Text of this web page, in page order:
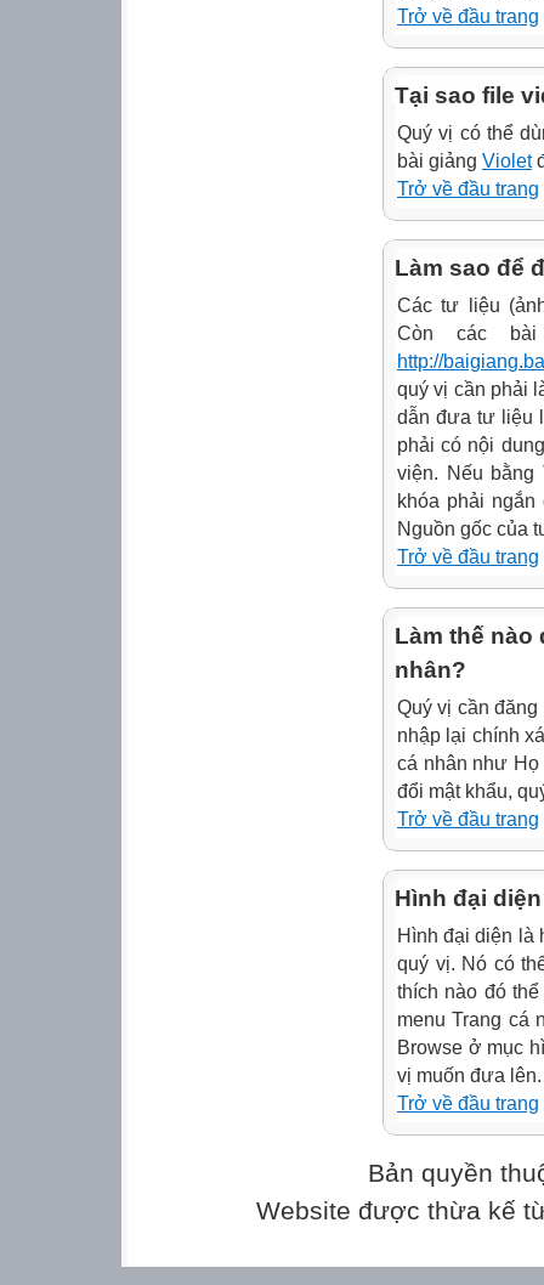
Trở về đầu trang
Tại sao file
Quý vị có thể
bài giảng Violet
Trở về đầu trang
Làm sao để
Các tư liệu
Còn các bài
http://
quý vị cần phải
dẫn đưa tư liệu
phải có nội
viện. Nếu bằng
khóa phải
Nguồn gốc của
Trở về đầu trang
Làm thế nào
nhân?
Quý vị cần
nhập lại chính
cá nhân như Họ
đổi mật khẩu,
Trở về đầu trang
Hình đại
Hình đại diện là
quý vị. Nó có
thích nào đó
menu Trang cá
Browse ở mục
vị muốn đưa lên.
Trở về đầu trang
Bản quyền
Website được thừa kế